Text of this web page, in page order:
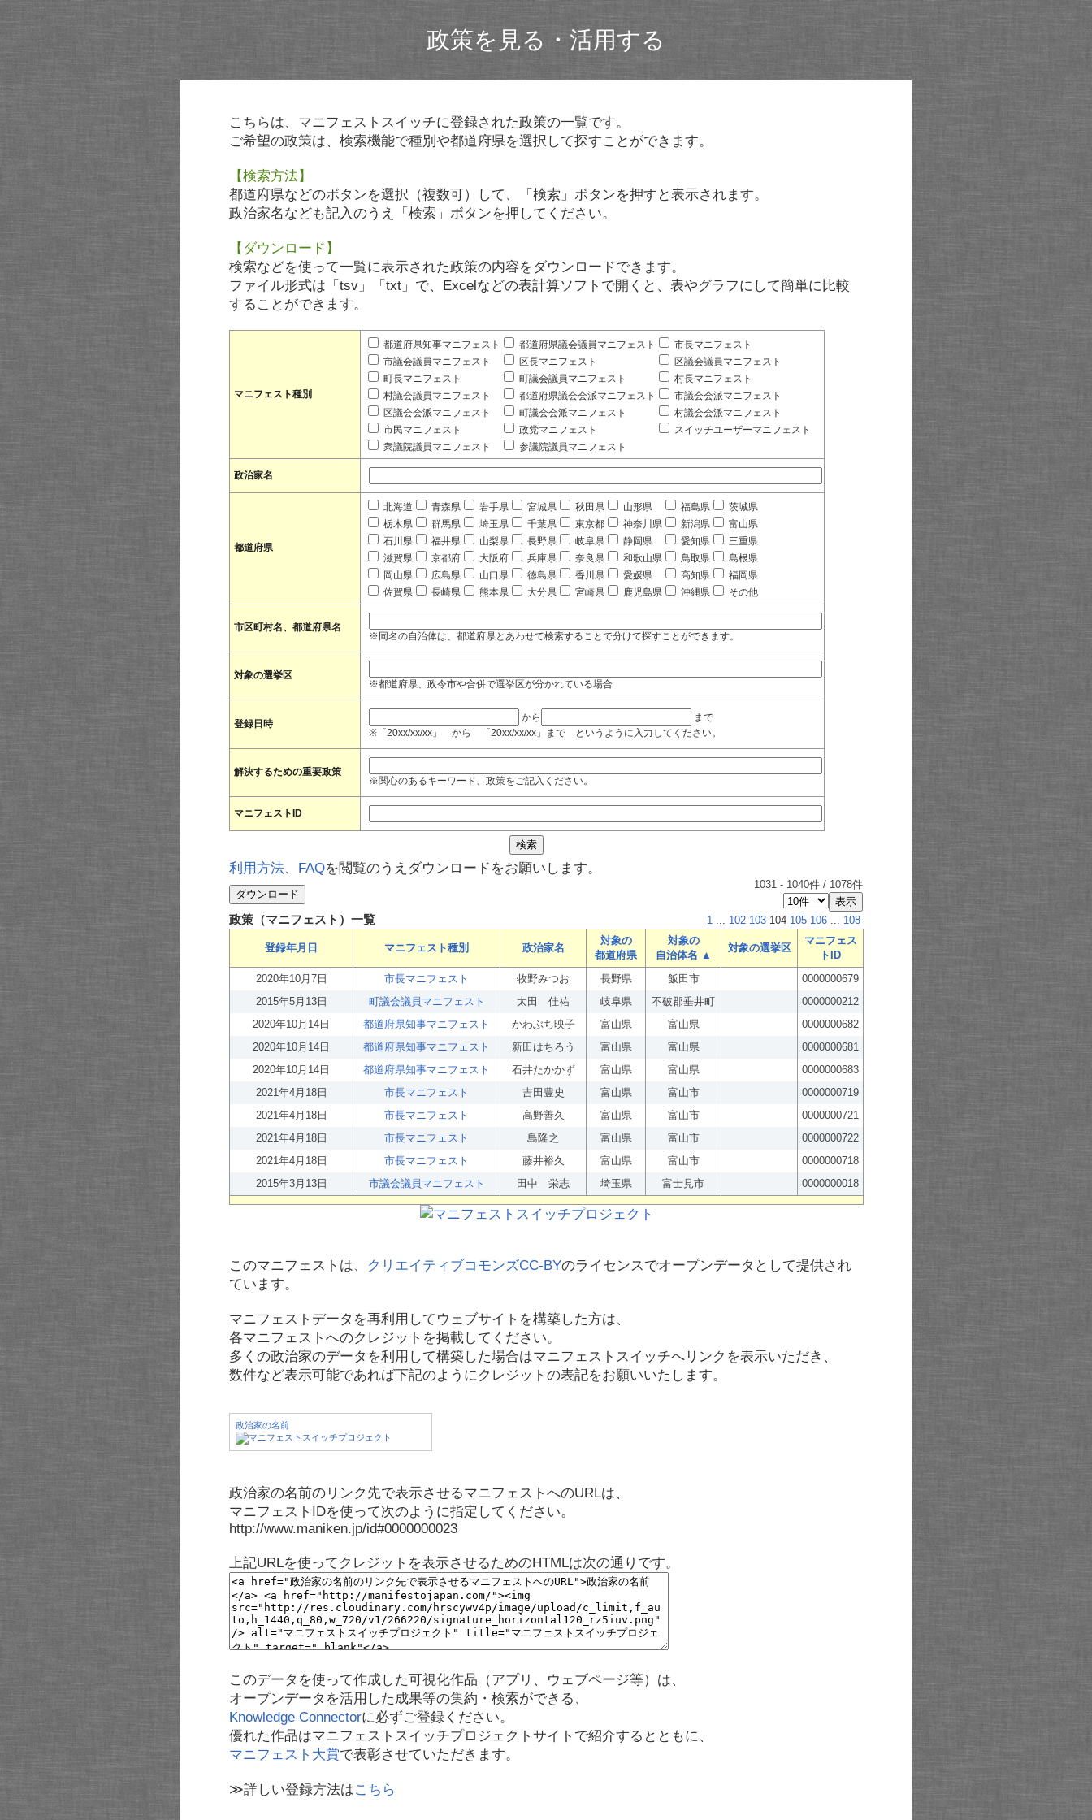
政策を見る・活用する
こちらは、マニフェストスイッチに登録された政策の一覧です。
ご希望の政策は、検索機能で種別や都道府県を選択して探すことができます。
【検索方法】
都道府県などのボタンを選択（複数可）して、「検索」ボタンを押すと表示されます。
政治家名なども記入のうえ「検索」ボタンを押してください。
【ダウンロード】
検索などを使って一覧に表示された政策の内容をダウンロードできます。
ファイル形式は「tsv」「txt」で、Excelなどの表計算ソフトで開くと、表やグラフにして簡単に比較
することができます。
マニフェスト種別
都道府県知事マニフェスト 都道府県議会議員マニフェスト
市長マニフェスト
市議会議員マニフェスト
区長マニフェスト
区議会議員マニフェスト
町長マニフェスト
町議会議員マニフェスト
村長マニフェスト
村議会議員マニフェスト
都道府県議会会派マニフェスト
市議会会派マニフェスト
区議会会派マニフェスト
町議会会派マニフェスト
村議会会派マニフェスト
市民マニフェスト
政党マニフェスト
スイッチユーザーマニフェスト
衆議院議員マニフェスト
参議院議員マニフェスト
政治家名
都道府県
北海道 青森県 岩手県 宮城県 秋田県 山形県 福島県
茨城県
栃木県
群馬県 埼玉県 千葉県 東京都 神奈川県 新潟県
富山県
石川県
福井県 山梨県 長野県 岐阜県 静岡県 愛知県
三重県
滋賀県
京都府 大阪府 兵庫県 奈良県 和歌山県 鳥取県
島根県
岡山県
広島県 山口県 徳島県 香川県 愛媛県 高知県
福岡県
佐賀県
長崎県 熊本県 大分県 宮崎県 鹿児島県 沖縄県 その他
市区町村名、都道府県名
※同名の自治体は、都道府県とあわせて検索することで分けて探すことができます。
対象の選挙区
※都道府県、政令市や合併で選挙区が分かれている場合
登録日時
から
まで
※「20xx/xx/xx」 から 「20xx/xx/xx」まで というように入力してください。
解決するための重要政策
※関心のあるキーワード、政策をご記入ください。
マニフェストID
利用方法、 FAQを閲覧のうえダウンロードをお願いします。
1031 - 1040件 / 1078件
政策（マニフェスト）一覧 1 ... 102 103 104 105 106 ... 108
登録年月日 マニフェスト種別 政治家名
対象の
都道府県
対象の
自治体名 ▲
対象の選挙区
マニフェス
トID
2020年10月7日
市長マニフェスト 牧野みつお 長野県 飯田市
0000000679
2015年5月13日
町議会議員マニフェスト 太田 佳祐 岐阜県 不破郡垂井町
0000000212
2020年10月14日
都道府県知事マニフェスト かわぶち映子 富山県 富山県
0000000682
2020年10月14日
都道府県知事マニフェスト 新田はちろう 富山県 富山県
0000000681
2020年10月14日
都道府県知事マニフェスト 石井たかかず 富山県 富山県
0000000683
2021年4月18日
市長マニフェスト 吉田豊史 富山県 富山市
0000000719
2021年4月18日
市長マニフェスト 高野善久 富山県 富山市
0000000721
2021年4月18日
市長マニフェスト 島隆之 富山県 富山市
0000000722
2021年4月18日
市長マニフェスト 藤井裕久 富山県 富山市
0000000718
2015年3月13日
市議会議員マニフェスト 田中 栄志 埼玉県 富士見市 0000000018
このマニフェストは、 クリエイティブコモンズCC-BYのライセンスでオープンデータとして提供され
ています。
マニフェストデータを再利用してウェブサイトを構築した方は、
各マニフェストへのクレジットを掲載してください。
多くの政治家のデータを利用して構築した場合はマニフェストスイッチへリンクを表示いただき、
数件など表示可能であれば下記のようにクレジットの表記をお願いいたします。
政治家の名前
政治家の名前のリンク先で表示させるマニフェストへのURLは、
マニフェストIDを使って次のように指定してください。
http://www.maniken.jp/id#0000000023
上記URLを使ってクレジットを表示させるためのHTMLは次の通りです。
このデータを使って作成した可視化作品（アプリ、ウェブページ等）は、
オープンデータを活用した成果等の集約・検索ができる、
Knowledge Connectorに必ずご登録ください。
優れた作品はマニフェストスイッチプロジェクトサイトで紹介するとともに、
マニフェスト大賞で表彰させていただきます。
≫詳しい登録方法はこちら